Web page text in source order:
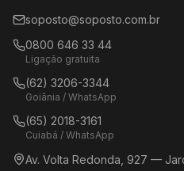
soposto@soposto.com.br
0800 646 33 44
Ligação gratuita
(62) 3206-3344
Goiânia / WhatsApp
(65) 2018-3161
Cuiabá / WhatsApp
Av. Volta Redonda, 927 —